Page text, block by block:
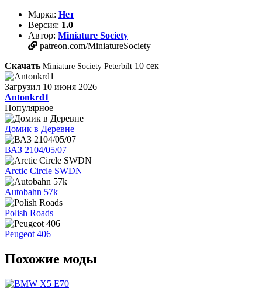
Марка: Нет
Версия: 1.0
Автор: Miniature Society
patreon.com/MiniatureSociety
Скачать Miniature Society Peterbilt 10 сек
Загрузил 10 июня 2026
Antonkrd1
Популярное
Домик в Деревне
ВАЗ 2104/05/07
Arctic Circle SWDN
Autobahn 57k
Polish Roads
Peugeot 406
Похожие моды